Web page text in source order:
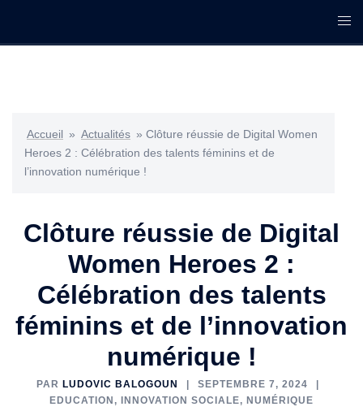
Accueil » Actualités » Clôture réussie de Digital Women
Heroes 2 : Célébration des talents féminins et de
l’innovation numérique !
Clôture réussie de Digital
Women Heroes 2 :
Célébration des talents
féminins et de l’innovation
numérique !
PAR LUDOVIC BALOGOUN
SEPTEMBRE 7, 2024
EDUCATION , INNOVATION SOCIALE, NUMÉRIQUE